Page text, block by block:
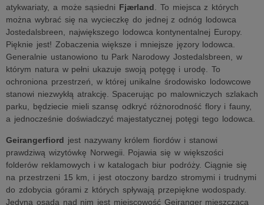
atykwariaty, a może sąsiedni Fjærland . To miejsca z których
można wybrać się na wycieczkę do jednej z odnóg lodowca
Jostedalsbreen, największego lodowca kontynentalnej Europy.
Pięknie jest! Zobaczenia większe i mniejsze jęzory lodowca.
Generalnie ustanowiono tu Park Narodowy Jostedalsbreen, w
którym natura w pełni ukazuje swoją potęgę i urodę. To
ochroniona przestrzeń, w której unikalne środowisko lodowcowe
stanowi niezwykłą atrakcję. Spacerując po malowniczych szlakach
parku, będziecie mieli szansę odkryć różnorodność flory i fauny,
a jednocześnie doświadczyć majestatycznej potęgi tego lodowca.
Geirangerfiord jest nazywany królem fiordów i stanowi
prawdziwą wizytówkę Norwegii. Pojawia się w większości
folderów reklamowych i w katalogach biur podróży. Ciągnie się
na przestrzeni 15 km, i jest otoczony bardzo stromymi i trudnymi
do zdobycia górami z których spływają przepiękne wodospady.
Jedyną osadą nad nim jest miejscowość Geiranger mieszcząca